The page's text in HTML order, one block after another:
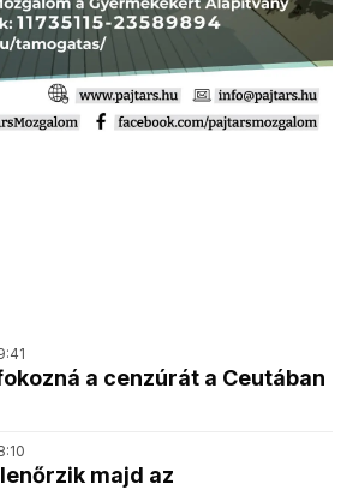
a cenzúrát a Ceutában
majd az